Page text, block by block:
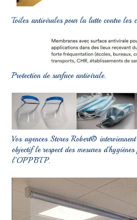
Toiles antivirales pour la lutte contre les
Protection de surface antivirale.
Vos agences Stores Robert®
objectif le respect des mesures d’hygiènes
l’OPPBTP.